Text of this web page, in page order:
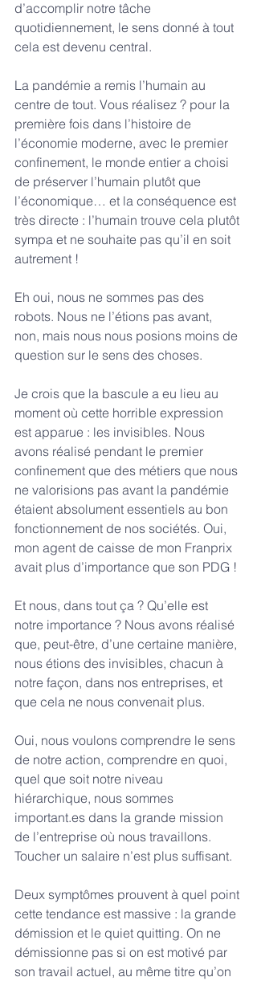
d’accomplir notre tâche
quotidiennement, le sens donné à tout
cela est devenu central.
La pandémie a remis l’humain au
centre de tout. Vous réalisez ? pour la
première fois dans l’histoire de
l’économie moderne, avec le premier
confinement, le monde entier a choisi
de préserver l’humain plutôt que
l’économique… et la conséquence est
très directe : l’humain trouve cela plutôt
sympa et ne souhaite pas qu’il en soit
autrement !
Eh oui, nous ne sommes pas des
robots. Nous ne l’étions pas avant,
non, mais nous nous posions moins de
question sur le sens des choses.
Je crois que la bascule a eu lieu au
moment où cette horrible expression
est apparue : les invisibles. Nous
avons réalisé pendant le premier
confinement que des métiers que nous
ne valorisions pas avant la pandémie
étaient absolument essentiels au bon
fonctionnement de nos sociétés. Oui,
mon agent de caisse de mon Franprix
avait plus d’importance que son PDG !
Et nous, dans tout ça ? Qu’elle est
notre importance ? Nous avons réalisé
que, peut-être, d’une certaine manière,
nous étions des invisibles, chacun à
notre façon, dans nos entreprises, et
que cela ne nous convenait plus.
Oui, nous voulons comprendre le sens
de notre action, comprendre en quoi,
quel que soit notre niveau
hiérarchique, nous sommes
important.es dans la grande mission
de l’entreprise où nous travaillons.
Toucher un salaire n’est plus suffisant.
Deux symptômes prouvent à quel point
cette tendance est massive : la grande
démission et le quiet quitting. On ne
démissionne pas si on est motivé par
son travail actuel, au même titre qu’on